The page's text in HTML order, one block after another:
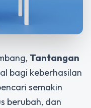
Tantangan
bagi keberhasilan
semakin
berubah, dan